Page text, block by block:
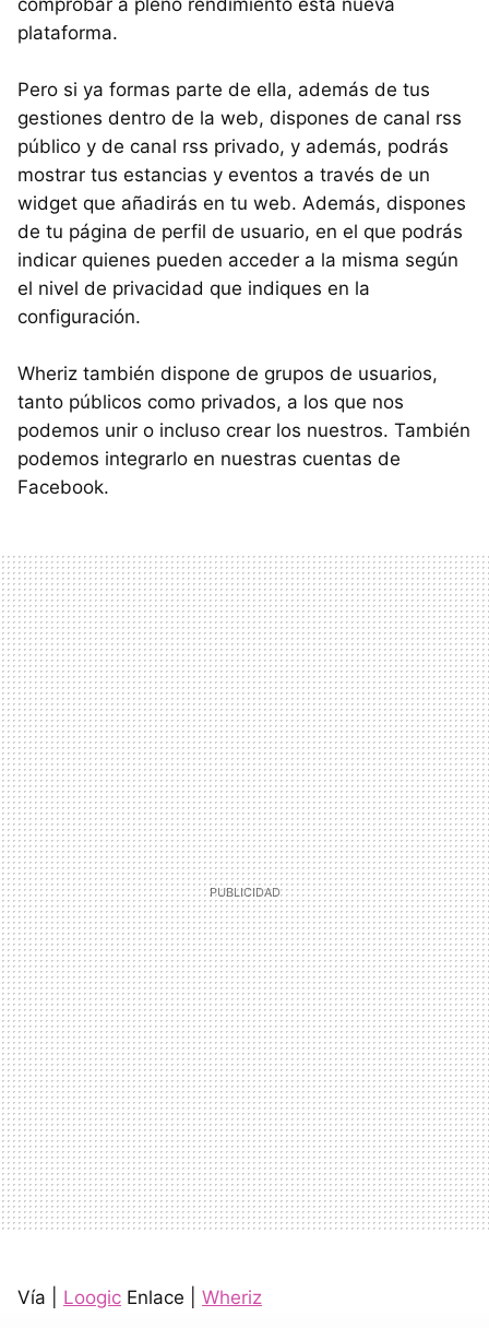
plataforma.
Pero si ya formas parte de ella, además de tus
gestiones dentro de la web, dispones de canal rss
público y de canal rss privado, y además, podrás
mostrar tus estancias y eventos a través de un
widget que añadirás en tu web. Además, dispones
de tu página de perfil de usuario, en el que podrás
indicar quienes pueden acceder a la misma según
el nivel de privacidad que indiques en la
configuración.
Wheriz también dispone de grupos de usuarios,
tanto públicos como privados, a los que nos
podemos unir o incluso crear los nuestros. También
podemos integrarlo en nuestras cuentas de
Facebook.
Vía | Loogic Enlace | Wheriz